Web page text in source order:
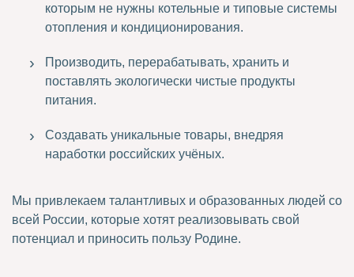
которым не нужны котельные и типовые системы
отопления и кондиционирования.
Производить, перерабатывать, хранить и
поставлять экологически чистые продукты
питания.
Создавать уникальные товары, внедряя
наработки российских учёных.
Мы привлекаем талантливых и образованных людей со
всей России, которые хотят реализовывать свой
потенциал и приносить пользу Родине.